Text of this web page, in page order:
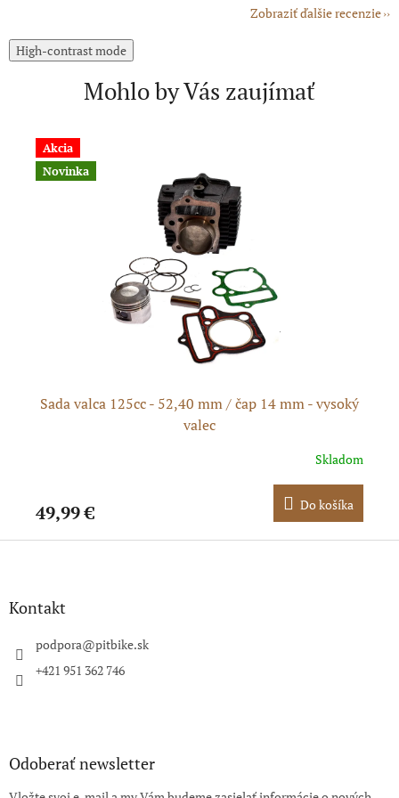
Zobraziť ďalšie recenzie
High-contrast mode
Mohlo by Vás zaujímať
Akcia
Novinka
Sada valca 125cc - 52,40 mm / čap 14 mm - vysoký
valec
Skladom
49,99 € Do košíka
Z
Kontakt
podpora@pitbike.sk
+421 951 362 746
Odoberať newsletter